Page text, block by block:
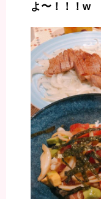
よ〜！！！w